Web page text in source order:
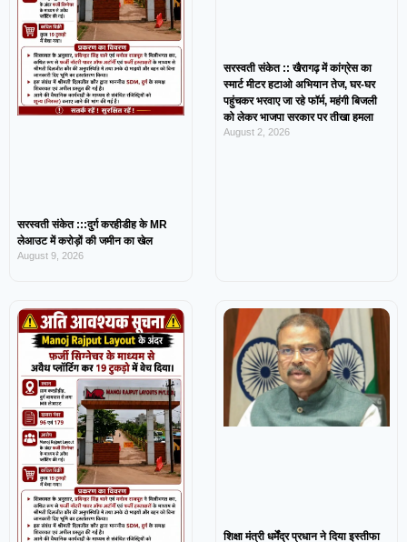
सरस्वती संकेत :::दुर्ग करहीडीह के MR
लेआउट में करोड़ों की जमीन का खेल
August 9, 2026
सरस्वती संकेत :: खैरागढ़ में कांग्रेस का
स्मार्ट मीटर हटाओ अभियान तेज, घर-घर
पहुंचकर भरवाए जा रहे फॉर्म, महंगी बिजली
को लेकर भाजपा सरकार पर तीखा हमला
August 2, 2026
शिक्षा मंत्री धर्मेंद्र प्रधान ने दिया इस्तीफा